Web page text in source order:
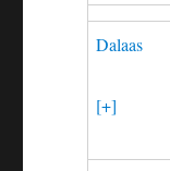
Dalaas
[+]